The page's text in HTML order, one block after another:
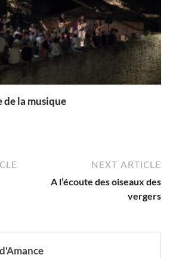
de la musique
NEXT ARTICLE
A l’écoute des oiseaux des
vergers